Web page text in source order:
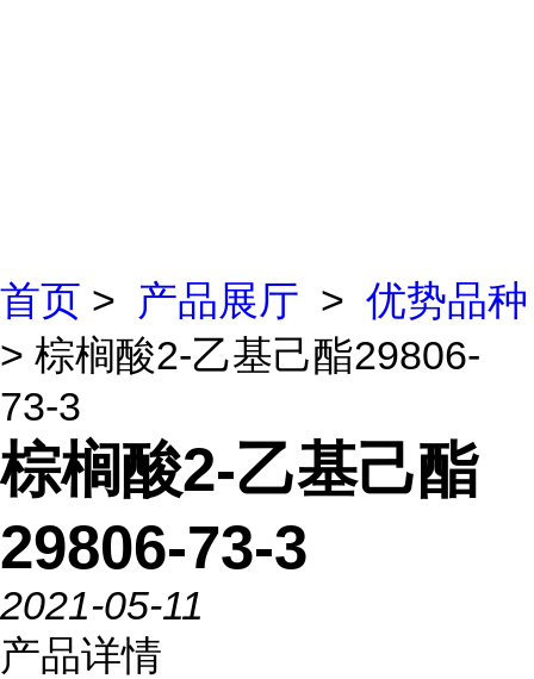
首页 > 产品展厅 > 优势品种
> 棕榈酸2-乙基己酯29806-
73-3
棕榈酸2-乙基己酯
29806-73-3
2021-05-11
产品详情